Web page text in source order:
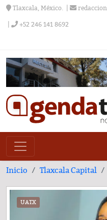
Tlaxcala, México.
+52 246 141 8692
Inicio Tlaxcala Capital
UATX